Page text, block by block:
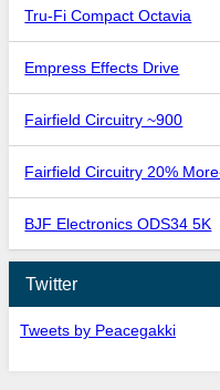
Tru-Fi Compact Octavia
Empress Effects Drive
Fairfield Circuitry ~900
Fairfield Circuitry 20%
BJF Electronics ODS34 5K
Twitter
Tweets by Peacegakki